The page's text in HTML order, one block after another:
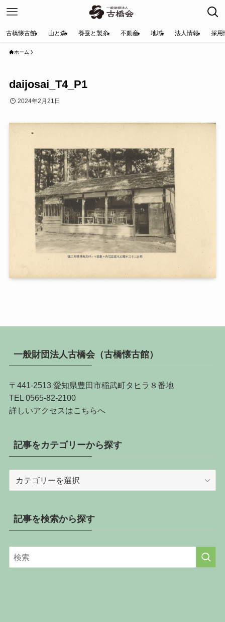
古橋懐古館 山と森 養蚕と製糸 不動産 地域 法人情報 採用
ホーム
daijosai_T4_P1
2024年2月21日
一般財団法人古橋会（古橋懐古館）
〒441-2513 愛知県豊田市稲武町タヒラ８番地
TEL 0565-82-2100
詳しいアクセスはこちらへ
記事をカテゴリーから探す
カ
テ
ー
記事を検索から探す